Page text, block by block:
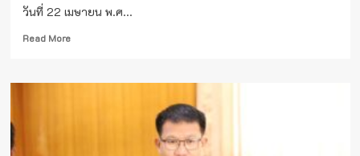
วันที่ 22 เมษายน พ.ศ...
Read MoreRead
วิทยากร